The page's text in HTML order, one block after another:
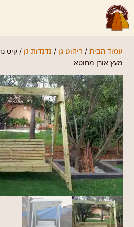
עמוד הבית / ריהוט גן / נדנדות גן
מעץ אורן מחוטא